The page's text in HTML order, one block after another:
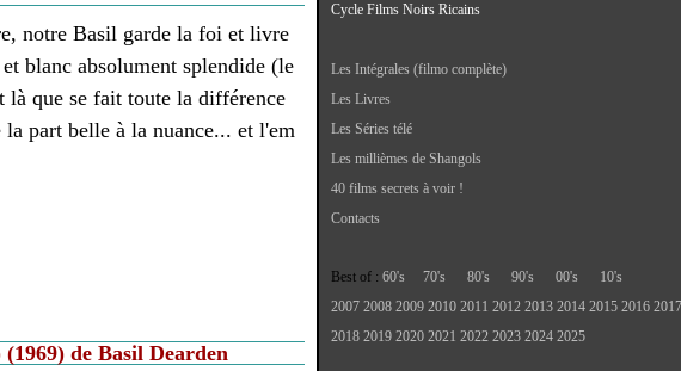
notre Basil garde la foi et livre
blanc absolument splendide (le
là que se fait toute la différence
part belle à la nuance... et l'em
de Basil Dearden
Cycle Films Noirs Ricains
Les Intégrales (filmo complète)
Les Livres
Les Séries télé
Les millièmes de Shangols
40 films secrets à voir !
Contacts
Best of : 60's 70's 80's 90's 00's
10's
2007 2008 2009 2010 2011 2012 2013 2014 2015 2016 2017
2018 2019 2020 2021 2022 2023 2024 2025